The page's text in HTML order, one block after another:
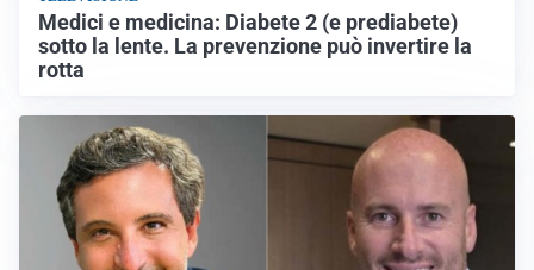
Medici e medicina: Diabete 2 (e prediabete)
sotto la lente. La prevenzione può invertire la
rotta